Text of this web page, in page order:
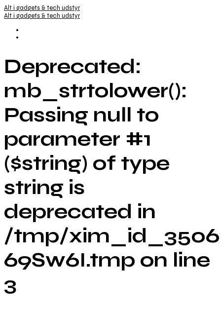
Alt i gadgets & tech udstyr
Alt i gadgets & tech udstyr
Deprecated:
mb_strtolower():
Passing null to
parameter #1
($string) of type
string is
deprecated in
/tmp/
69Sw6I.tmp on line
3